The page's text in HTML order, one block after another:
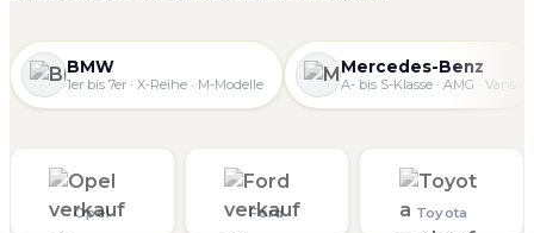
BMW
1er bis 7er · X-Reihe · M-Modelle
Mercedes-Benz
A- bis S-Klasse · AMG · Vans
Opel Ford Toyota